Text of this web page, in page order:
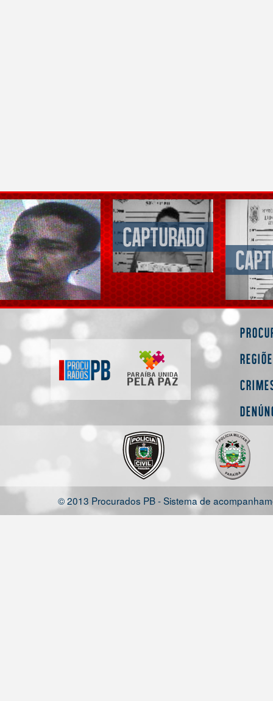
© 2013 Procurados PB - Sistema de